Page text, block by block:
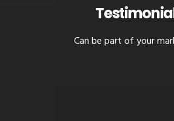
Can be part of your